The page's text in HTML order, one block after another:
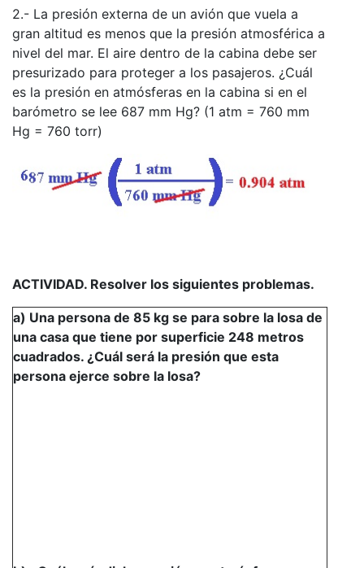
2.- La presión externa de un avión que vuela a
gran altitud es menos que la presión atmosférica a
nivel del mar. El aire dentro de la cabina debe ser
presurizado para proteger a los pasajeros. ¿Cuál
es la presión en atmósferas en la cabina si en el
barómetro se lee 687 mm Hg? (1 atm = 760 mm
Hg = 760 torr)
ACTIVIDAD. Resolver los siguientes problemas.
a) Una persona de 85 kg se para sobre la losa de
una casa que tiene por superficie 248 metros
cuadrados. ¿Cuál será la presión que esta
persona ejerce sobre la losa?